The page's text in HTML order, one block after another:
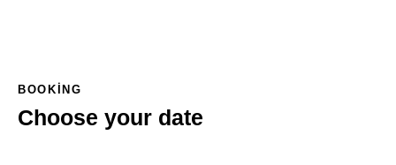
BOOKING
Choose your date